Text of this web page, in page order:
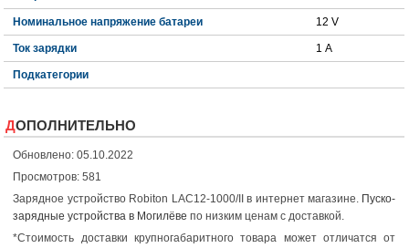
Номинальное напряжение батареи 12 V
Ток зарядки 1 А
Подкатегории
ДОПОЛНИТЕЛЬНО
Обновлено: 05.10.2022
Просмотров: 581
Зарядное устройство Robiton LAC12-1000/II в интернет магазине. Пуско-
зарядные устройства в Могилёве по низким ценам с доставкой.
*Стоимость доставки крупногабаритного товара может отличатся от